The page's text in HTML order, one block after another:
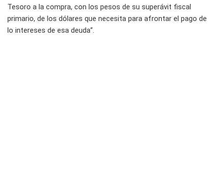
Tesoro a la compra, con los pesos de su superávit fiscal
primario, de los dólares que necesita para afrontar el pago de
lo intereses de esa deuda”.